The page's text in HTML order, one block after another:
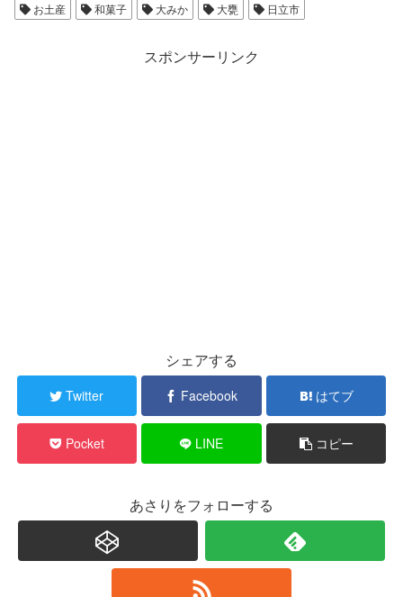
お土産 和菓子 大みか 大甕 日立市
スポンサーリンク
シェアする
Twitter Facebook はてブ
Pocket LINE コピー
あさりをフォローする